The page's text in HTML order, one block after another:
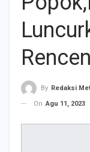
By Redaksi
On Agu 11, 2023